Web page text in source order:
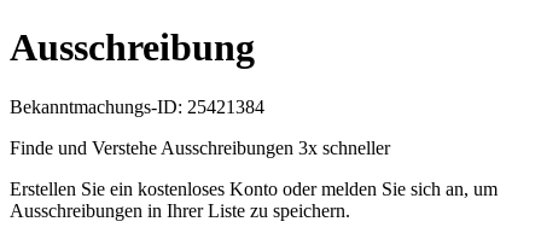
Ausschreibung
Bekanntmachungs-ID: 25421384
Finde und Verstehe Ausschreibungen 3x schneller
Erstellen Sie ein kostenloses Konto oder melden Sie sich an, um
Ausschreibungen in Ihrer Liste zu speichern.